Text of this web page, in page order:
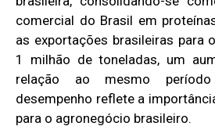
comercial do Brasil em
as exportações brasileiras para
1 milhão de toneladas, um
relação ao mesmo
desempenho reflete a
para o agronegócio brasileiro.